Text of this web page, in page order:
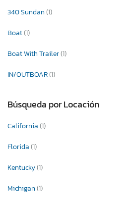
340 Sundan(1)
Boat(1)
Boat With Trailer(1)
IN/OUTBOAR(1)
Búsqueda por Locación
California(1)
Florida(1)
Kentucky(1)
Michigan(1)